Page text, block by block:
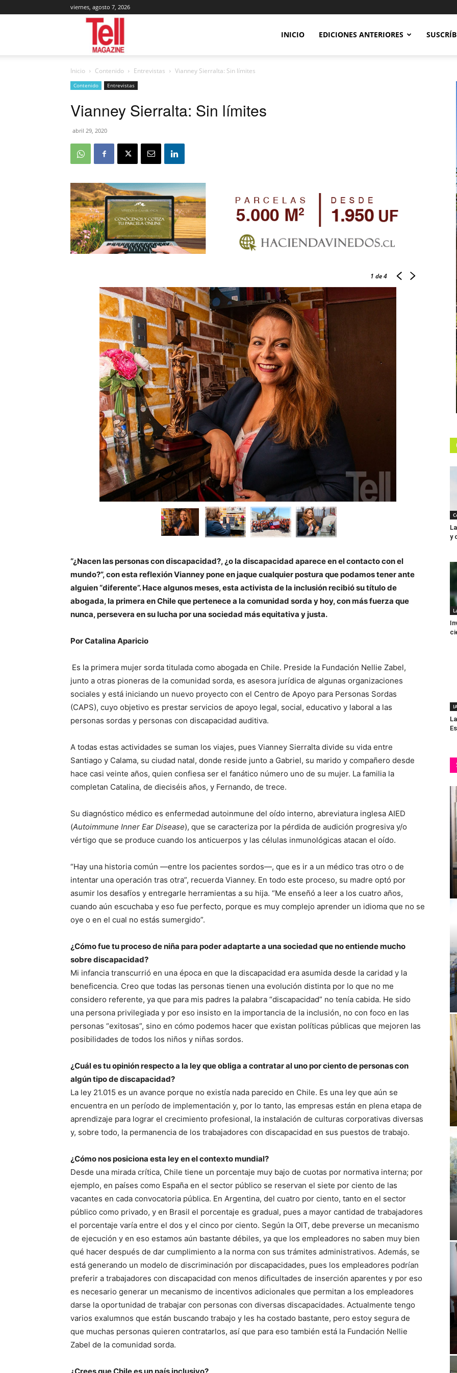
viernes, agosto 7, 2026
Magazine
INICIO EDICIONES ANTERIORES
Inicio Contenido Entrevistas Vianney Sierralta: Sin límites
Contenido Entrevistas
Vianney Sierralta: Sin límites
abril 29, 2020
1 de 4
“¿Nacen las personas con discapacidad?, ¿o la discapacidad aparece en el contacto con el
mundo?”, con esta reflexión Vianney pone en jaque cualquier postura que podamos tener ante
alguien “diferente”. Hace algunos meses, esta activista de la inclusión recibió su título de
abogada, la primera en Chile que pertenece a la comunidad sorda y hoy, con más fuerza que
nunca, persevera en su lucha por una sociedad más equitativa y justa.
Por Catalina Aparicio
Es la primera mujer sorda titulada como abogada en Chile. Preside la Fundación Nellie Zabel,
junto a otras pioneras de la comunidad sorda, es asesora jurídica de algunas organizaciones
sociales y está iniciando un nuevo proyecto con el Centro de Apoyo para Personas Sordas
(CAPS), cuyo objetivo es prestar servicios de apoyo legal, social, educativo y laboral a las
personas sordas y personas con discapacidad auditiva.
A todas estas actividades se suman los viajes, pues Vianney Sierralta divide su vida entre
Santiago y Calama, su ciudad natal, donde reside junto a Gabriel, su marido y compañero desde
hace casi veinte años, quien confiesa ser el fanático número uno de su mujer. La familia la
completan Catalina, de dieciséis años, y Fernando, de trece.
Su diagnóstico médico es enfermedad autoinmune del oído interno, abreviatura inglesa AIED
(Autoimmune Inner Ear Disease), que se caracteriza por la pérdida de audición progresiva y/o
vértigo que se produce cuando los anticuerpos y las células inmunológicas atacan el oído.
“Hay una historia común —entre los pacientes sordos—, que es ir a un médico tras otro o de
intentar una operación tras otra”, recuerda Vianney. En todo este proceso, su madre optó por
asumir los desafíos y entregarle herramientas a su hija. “Me enseñó a leer a los cuatro años,
cuando aún escuchaba y eso fue perfecto, porque es muy complejo aprender un idioma que no se
oye o en el cual no estás sumergido”.
¿Cómo fue tu proceso de niña para poder adaptarte a una sociedad que no entiende mucho
sobre discapacidad?
Mi infancia transcurrió en una época en que la discapacidad era asumida desde la caridad y la
beneficencia. Creo que todas las personas tienen una evolución distinta por lo que no me
considero referente, ya que para mis padres la palabra “discapacidad” no tenía cabida. He sido
una persona privilegiada y por eso insisto en la importancia de la inclusión, no con foco en las
personas “exitosas”, sino en cómo podemos hacer que existan políticas públicas que mejoren las
posibilidades de todos los niños y niñas sordos.
¿Cuál es tu opinión respecto a la ley que obliga a contratar al uno por ciento de personas con
algún tipo de discapacidad?
La ley 21.015 es un avance porque no existía nada parecido en Chile. Es una ley que aún se
encuentra en un período de implementación y, por lo tanto, las empresas están en plena etapa de
aprendizaje para lograr el crecimiento profesional, la instalación de culturas corporativas diversas
y, sobre todo, la permanencia de los trabajadores con discapacidad en sus puestos de trabajo.
¿Cómo nos posiciona esta ley en el contexto mundial?
Desde una mirada crítica, Chile tiene un porcentaje muy bajo de cuotas por normativa interna; por
ejemplo, en países como España en el sector público se reservan el siete por ciento de las
vacantes en cada convocatoria pública. En Argentina, del cuatro por ciento, tanto en el sector
público como privado, y en Brasil el porcentaje es gradual, pues a mayor cantidad de trabajadores
el porcentaje varía entre el dos y el cinco por ciento. Según la OIT, debe preverse un mecanismo
de ejecución y en eso estamos aún bastante débiles, ya que los empleadores no saben muy bien
qué hacer después de dar cumplimiento a la norma con sus trámites administrativos. Además, se
está generando un modelo de discriminación por discapacidades, pues los empleadores podrían
preferir a trabajadores con discapacidad con menos dificultades de inserción aparentes y por eso
es necesario generar un mecanismo de incentivos adicionales que permitan a los empleadores
darse la oportunidad de trabajar con personas con diversas discapacidades. Actualmente tengo
varios exalumnos que están buscando trabajo y les ha costado bastante, pero estoy segura de
que muchas personas quieren contratarlos, así que para eso también está la Fundación Nellie
Zabel de la comunidad sorda.
y